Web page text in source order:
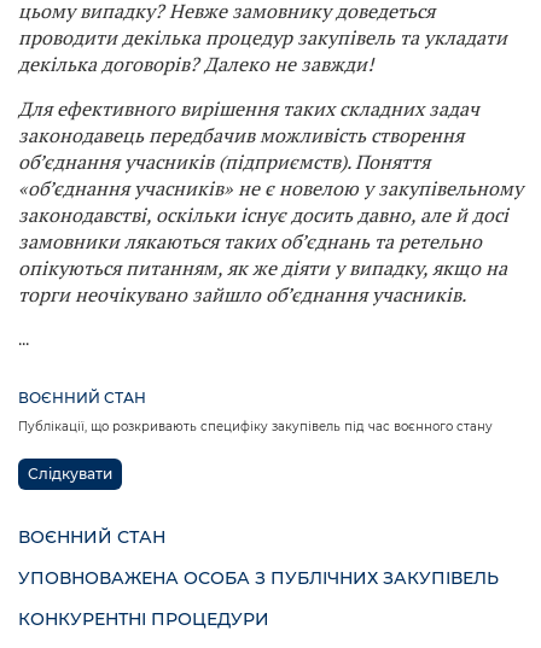
цьому випадку? Невже замовнику доведеться
проводити декілька процедур закупівель та укладати
декілька договорів? Далеко не завжди!
Для ефективного вирішення таких складних задач
законодавець передбачив можливість створення
об’єднання учасників (підприємств). Поняття
«об’єднання учасників» не є новелою у закупівельному
законодавстві, оскільки існує досить давно, але й досі
замовники лякаються таких об’єднань та ретельно
опікуються питанням, як же діяти у випадку, якщо на
торги неочікувано зайшло об’єднання учасників.
...
ВОЄННИЙ СТАН
Публікації, що розкривають специфіку закупівель під час воєнного стану
Слідкувати
ВОЄННИЙ СТАН
УПОВНОВАЖЕНА ОСОБА З ПУБЛІЧНИХ ЗАКУПІВЕЛЬ
КОНКУРЕНТНІ ПРОЦЕДУРИ